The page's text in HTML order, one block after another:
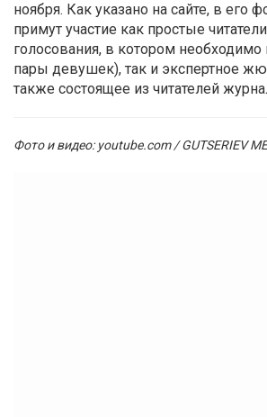
ноября. Как указано на сайте, в его
примут участие как простые
голосования, в котором необходимо
пары девушек), так и экспертное
также состоящее из читателей
Фото и видео: youtube.com / GUTSERIEV